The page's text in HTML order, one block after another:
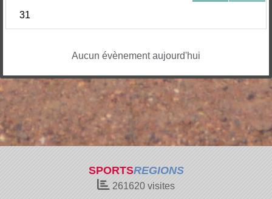
31
Aucun évènement aujourd'hui
SPORTSREGIONS
261620 visites